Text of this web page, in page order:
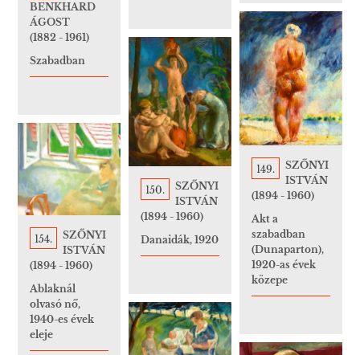
BENKHARD
ÁGOST
(1882 - 1961)
Szabadban
149.
SZŐNYI
ISTVÁN
(1894 - 1960)
Akt a
szabadban
(Dunaparton),
1920-as évek
közepe
150.
SZŐNYI
ISTVÁN
(1894 - 1960)
Danaidák, 1920
154.
SZŐNYI
ISTVÁN
(1894 - 1960)
Ablaknál
olvasó nő,
1940-es évek
eleje